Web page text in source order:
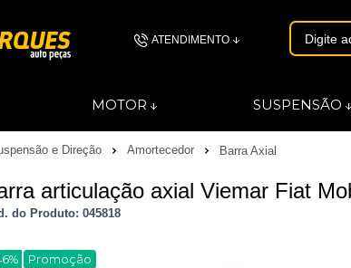
ATENDIMENTO
MOTOR SUSPENSÃO
e Direção Amortecedor Barra Axial
articulação axial Viemar Fiat
do Produto: 045818
Promoção